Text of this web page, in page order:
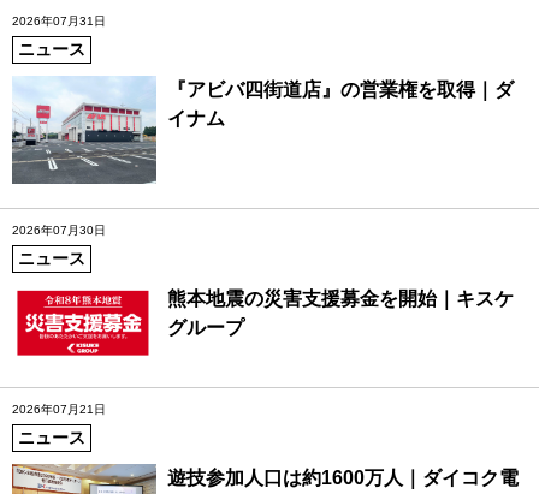
2026年07月31日
ニュース
『アビバ四街道店』の営業権を取得｜ダ
イナム
2026年07月30日
ニュース
熊本地震の災害支援募金を開始｜キスケ
グループ
2026年07月21日
ニュース
遊技参加人口は約1600万人｜ダイコク電